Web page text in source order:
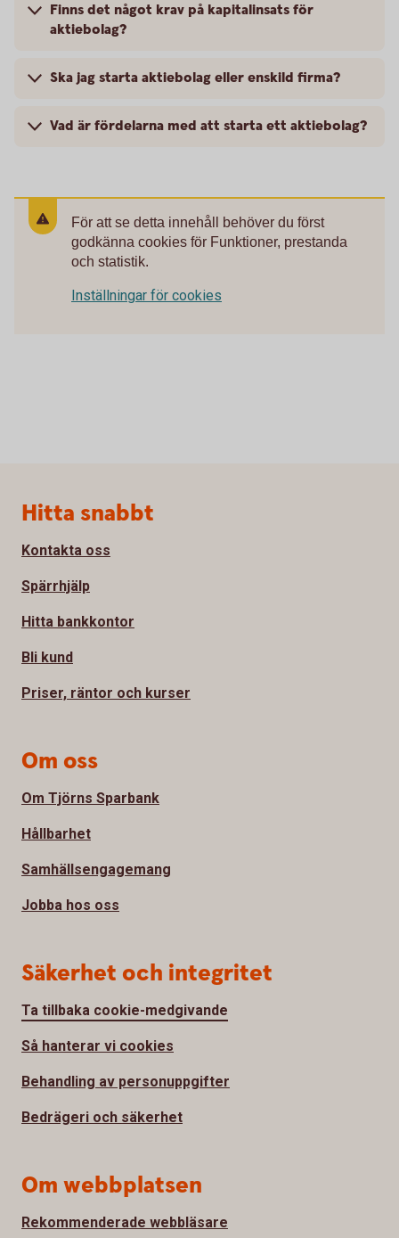
Finns det något krav på kapitalinsats för
aktiebolag?
Ska jag starta aktiebolag eller enskild firma?
Vad är fördelarna med att starta ett aktiebolag?
För att se detta innehåll behöver du först
godkänna cookies för Funktioner, prestanda
och statistik.
Inställningar för cookies
Sidfot
Hitta snabbt
Kontakta oss
Spärrhjälp
Hitta bankkontor
Bli kund
Priser, räntor och kurser
Om oss
Om Tjörns Sparbank
Hållbarhet
Samhällsengagemang
Jobba hos oss
Säkerhet och integritet
Ta tillbaka cookie-medgivande
Så hanterar vi cookies
Behandling av personuppgifter
Bedrägeri och säkerhet
Om webbplatsen
Rekommenderade webbläsare